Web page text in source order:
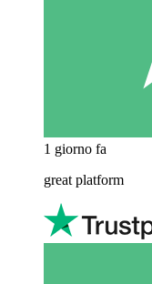
1 giorno fa
great platform